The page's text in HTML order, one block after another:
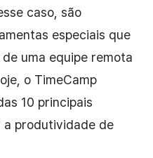
caso, são
especiais que
uma equipe remota
o TimeCamp
10 principais
produtividade de